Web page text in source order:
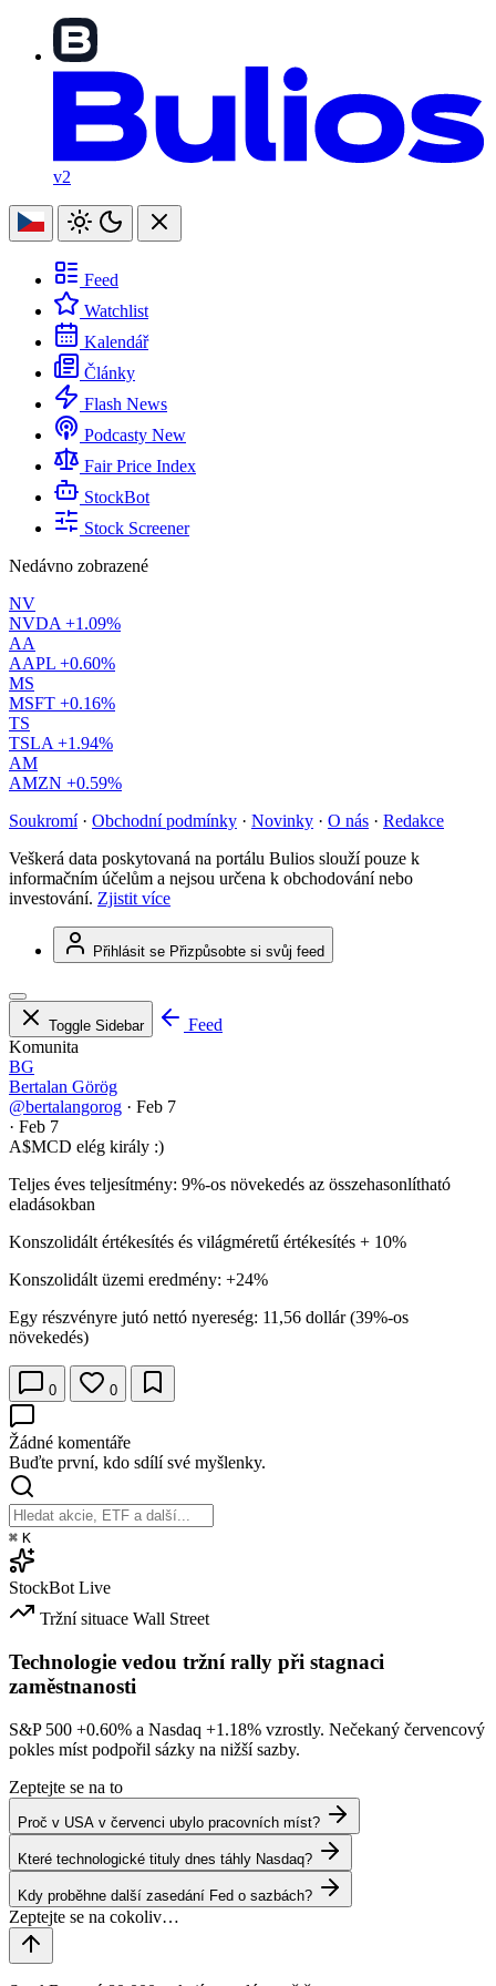
v2
Feed
Watchlist
Kalendář
Články
Flash News
Podcasty New
Fair Price Index
StockBot
Stock Screener
Nedávno zobrazené
NV
NVDA +1.09%
AA
AAPL +0.60%
MS
MSFT +0.16%
TS
TSLA +1.94%
AM
AMZN +0.59%
Soukromí · Obchodní podmínky · Novinky · O nás · Redakce
Veškerá data poskytovaná na portálu Bulios slouží pouze k
informačním účelům a nejsou určena k obchodování nebo
investování. Zjistit více
Přihlásit se Přizpůsobte si svůj feed
Toggle Sidebar
Feed
Komunita
BG
Bertalan Görög
@bertalangorog · Feb 7
· Feb 7
A$MCD elég király :)
Teljes éves teljesítmény: 9%-os növekedés az összehasonlítható
eladásokban
Konszolidált értékesítés és világméretű értékesítés + 10%
Konszolidált üzemi eredmény: +24%
Egy részvényre jutó nettó nyereség: 11,56 dollár (39%-os
növekedés)
0 0
Žádné komentáře
Buďte první, kdo sdílí své myšlenky.
⌘ K
StockBot Live
Tržní situace Wall Street
Technologie vedou tržní rally při stagnaci
zaměstnanosti
S&P 500 +0.60% a Nasdaq +1.18% vzrostly. Nečekaný červencový
pokles míst podpořil sázky na nižší sazby.
Zeptejte se na to
Proč v USA v červenci ubylo pracovních míst?
Které technologické tituly dnes táhly Nasdaq?
Kdy proběhne další zasedání Fed o sazbách?